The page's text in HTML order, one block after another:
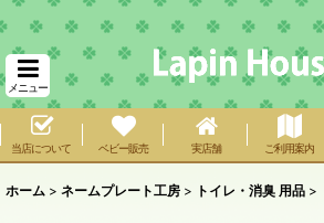
メニュー
当店について ベビー販売 実店舗 ご利用案内
ホーム > ネームプレート工房 > トイレ・消臭 用品 >